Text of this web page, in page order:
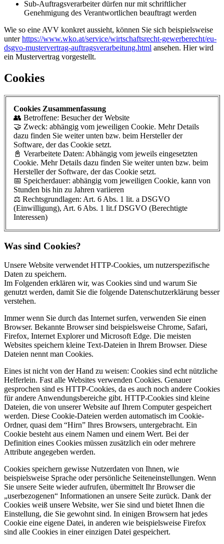
Sub-Auftragsverarbeiter dürfen nur mit schriftlicher
Genehmigung des Verantwortlichen beauftragt werden
Wie so eine AVV konkret aussieht, können Sie sich beispielsweise
unterhttps://www.wko.at/service/wirtschaftsrecht-gewerberecht/eu-
dsgvo-mustervertrag-auftragsverarbeitung.html ansehen. Hier wird
ein Mustervertrag vorgestellt.
Cookies
Cookies Zusammenfassung
👥 Betroffene: Besucher der Website
🤝 Zweck: abhängig vom jeweiligen Cookie. Mehr Details
dazu finden Sie weiter unten bzw. beim Hersteller der
Software, der das Cookie setzt.
📓 Verarbeitete Daten: Abhängig vom jeweils eingesetzten
Cookie. Mehr Details dazu finden Sie weiter unten bzw. beim
Hersteller der Software, der das Cookie setzt.
📅 Speicherdauer: abhängig vom jeweiligen Cookie, kann von
Stunden bis hin zu Jahren variieren
⚖️ Rechtsgrundlagen: Art. 6 Abs. 1 lit. a DSGVO
(Einwilligung), Art. 6 Abs. 1 lit.f DSGVO (Berechtigte
Interessen)
Was sind Cookies?
Unsere Website verwendet HTTP-Cookies, um nutzerspezifische
Daten zu speichern.
Im Folgenden erklären wir, was Cookies sind und warum Sie
genutzt werden, damit Sie die folgende Datenschutzerklärung besser
verstehen.
Immer wenn Sie durch das Internet surfen, verwenden Sie einen
Browser. Bekannte Browser sind beispielsweise Chrome, Safari,
Firefox, Internet Explorer und Microsoft Edge. Die meisten
Websites speichern kleine Text-Dateien in Ihrem Browser. Diese
Dateien nennt man Cookies.
Eines ist nicht von der Hand zu weisen: Cookies sind echt nützliche
Helferlein. Fast alle Websites verwenden Cookies. Genauer
gesprochen sind es HTTP-Cookies, da es auch noch andere Cookies
für andere Anwendungsbereiche gibt. HTTP-Cookies sind kleine
Dateien, die von unserer Website auf Ihrem Computer gespeichert
werden. Diese Cookie-Dateien werden automatisch im Cookie-
Ordner, quasi dem “Hirn” Ihres Browsers, untergebracht. Ein
Cookie besteht aus einem Namen und einem Wert. Bei der
Definition eines Cookies müssen zusätzlich ein oder mehrere
Attribute angegeben werden.
Cookies speichern gewisse Nutzerdaten von Ihnen, wie
beispielsweise Sprache oder persönliche Seiteneinstellungen. Wenn
Sie unsere Seite wieder aufrufen, übermittelt Ihr Browser die
„userbezogenen“ Informationen an unsere Seite zurück. Dank der
Cookies weiß unsere Website, wer Sie sind und bietet Ihnen die
Einstellung, die Sie gewohnt sind. In einigen Browsern hat jedes
Cookie eine eigene Datei, in anderen wie beispielsweise Firefox
sind alle Cookies in einer einzigen Datei gespeichert.